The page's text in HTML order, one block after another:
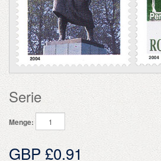
Serie
Menge:
GBP £0.91